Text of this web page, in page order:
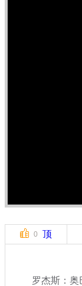
0 顶
罗杰斯：奥巴